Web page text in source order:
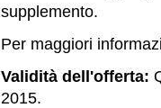
supplemento.
Per maggiori
Validità dell'offerta:
2015.